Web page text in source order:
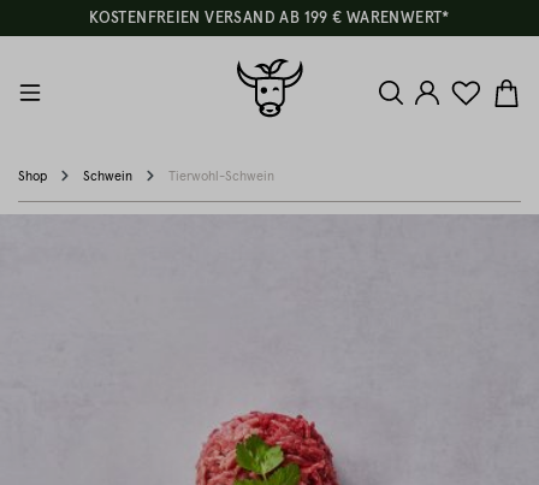
KOSTENFREIEN VERSAND AB 199 € WARENWERT*
Shop Schwein Tierwohl-Schwein